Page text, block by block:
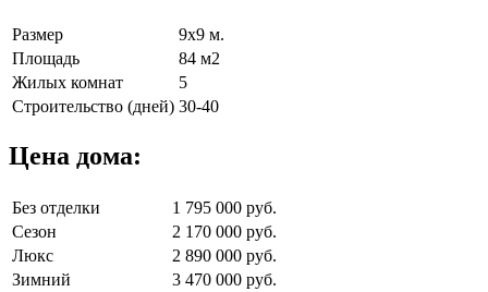
Размер
9х9 м.
Площадь
84 м2
Жилых комнат
5
Строительство (дней) 30-40
Цена дома:
Без отделки
1 795 000 руб.
Сезон
2 170 000 руб.
Люкс
2 890 000 руб.
Зимний
3 470 000 руб.